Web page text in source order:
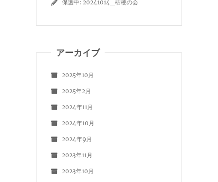
保護中: 20241014_桔梗の会
アーカイブ
2025年10月
2025年2月
2024年11月
2024年10月
2024年9月
2023年11月
2023年10月